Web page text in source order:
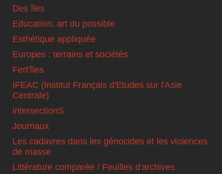
Des îles
Education, art du possible
Esthétique appliquée
Europes : terrains et sociétés
Fert'îles
IFEAC (Institut Français d'Etudes sur l'Asie
Centrale)
intersectionS
Journaux
Les cadavres dans les génocides et les violences
de masse
Littérature comparée / Feuilles d'archives